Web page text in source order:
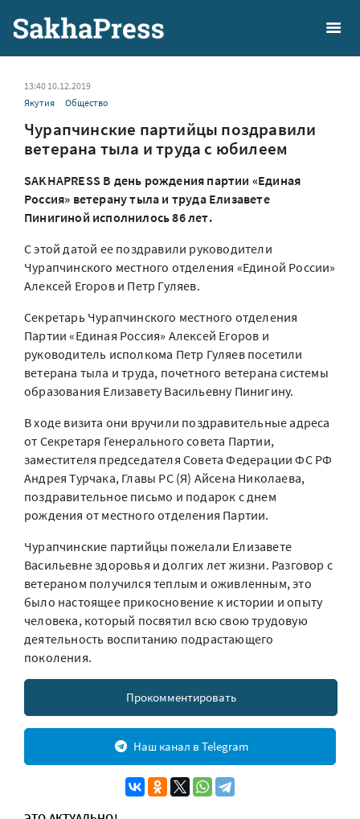
13:40 10.12.2019
Якутия
Общество
Чурапчинские партийцы поздравили
ветерана тыла и труда с юбилеем
SAKHAPRESS В день рождения партии «Единая
Россия» ветерану тыла и труда Елизавете
Пинигиной исполнилось 86 лет.
С этой датой ее поздравили руководители
Чурапчинского местного отделения «Единой России»
Алексей Егоров и Петр Гуляев.
Cекретарь Чурапчинского местного отделения
Партии «Единая Россия» Алексей Егоров и
руководитель исполкома Петр Гуляев посетили
ветерана тыла и труда, почетного ветерана системы
образования Елизавету Васильевну Пинигину.
В ходе визита они вручили поздравительные адреса
от Секретаря Генерального совета Партии,
заместителя председателя Совета Федерации ФС РФ
Андрея Турчака, Главы РС (Я) Айсена Николаева,
поздравительное письмо и подарок с днем
рождения от местного отделения Партии.
Чурапчинские партийцы пожелали Елизавете
Васильевне здоровья и долгих лет жизни. Разговор с
ветераном получился теплым и оживленным, это
было настоящее прикосновение к истории и опыту
человека, который посвятил всю свою трудовую
деятельность воспитанию подрастающего
поколения.
Прокомментировать
Наш канал в Telegram